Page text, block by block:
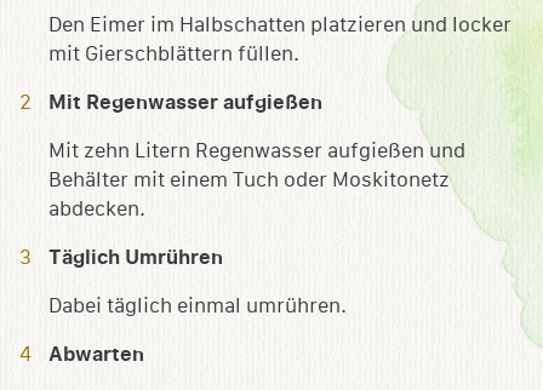
Den Eimer im Halbschatten platzieren und locker
mit Gierschblättern füllen.
Mit Regenwasser aufgießen
Mit zehn Litern Regenwasser aufgießen und
Behälter mit einem Tuch oder Moskitonetz
abdecken.
Täglich Umrühren
Dabei täglich einmal umrühren.
Abwarten